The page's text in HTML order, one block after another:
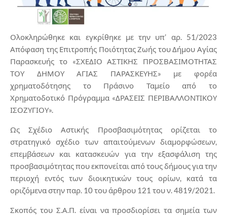
Ολοκληρώθηκε και εγκρίθηκε με την υπ’ αρ. 51/2023
Απόφαση της Επιτροπής Ποιότητας Ζωής του Δήμου Αγίας
Παρασκευής το «ΣΧΕΔΙΟ ΑΣΤΙΚΗΣ ΠΡΟΣΒΑΣΙΜΟΤΗΤΑΣ
ΤΟΥ ΔΗΜΟΥ ΑΓΙΑΣ ΠΑΡΑΣΚΕΥΗΣ» με φορέα
χρηματοδότησης το Πράσινο Ταμείο από το
Χρηματοδοτικό Πρόγραμμα «ΔΡΑΣΕΙΣ ΠΕΡΙΒΑΛΛΟΝΤΙΚΟΥ
ΙΣΟΖΥΓΙΟΥ».
Ως Σχέδιο Αστικής Προσβασιμότητας ορίζεται το
στρατηγικό σχέδιο των απαιτούμενων διαμορφώσεων,
επεμβάσεων και κατασκευών για την εξασφάλιση της
προσβασιμότητας που εκπονείται από τους δήμους για την
περιοχή εντός των διοικητικών τους ορίων, κατά τα
οριζόμενα στην παρ. 10 του άρθρου 121 του ν. 4819/2021.
Σκοπός του Σ.Α.Π. είναι να προσδιορίσει τα σημεία των